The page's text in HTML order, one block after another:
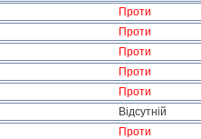
Проти
Проти
Проти
Проти
Проти
Відсутній
Проти